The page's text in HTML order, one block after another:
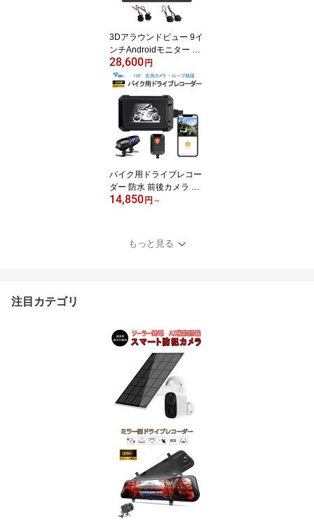
3Dアラウンドビュー 9イ
ンチAndroidモニター ド
ライブレコーダー 1080P
360度鳥瞰パノラマ映像
全方向3Dバードビューモ
ニターシステム 空中映像
3ヶ月保証
28,600円
バイク用ドライブレコー
ダー 防水 前後カメラ Wi
Fi 二輪車ドラレコ FHD1
故 記録 煽り運転防止 オ
ートバイドライブレコー
14,850円 ～
もっと見る
注目カテゴリ